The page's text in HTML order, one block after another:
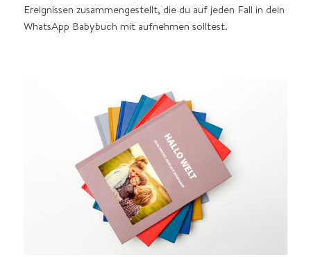
Ereignissen zusammengestellt, die du auf jeden Fall in dein
WhatsApp Babybuch mit aufnehmen solltest.